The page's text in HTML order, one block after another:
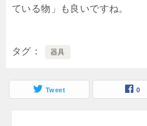
ている物」も良いですね。
タグ 器具
Tweet 0